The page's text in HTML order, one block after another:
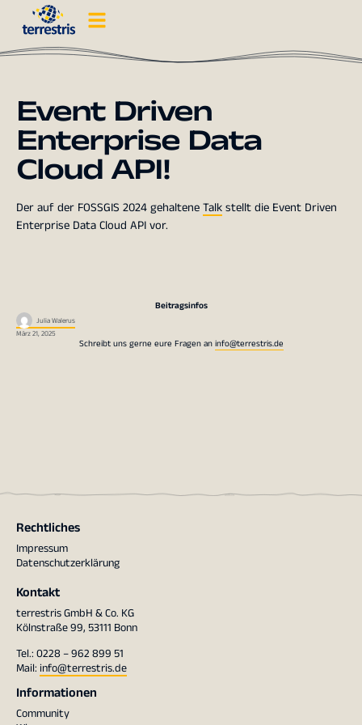
Event Driven
Enterprise Data
Cloud API!
Der auf der FOSSGIS 2024 gehalteneTalkstellt die Event Driven
Enterprise Data Cloud API vor.
Beitragsinfos
Julia Walerus
März 21, 2025
Schreibt uns gerne eure Fragen aninfo@terrestris.de
Rechtliches
Impressum
Datenschutzerklärung
Kontakt
terrestris GmbH & Co. KG
Kölnstraße 99, 53111 Bonn
Tel.: 0228 – 962 899 51
Mail: info@terrestris.de
Informationen
Community